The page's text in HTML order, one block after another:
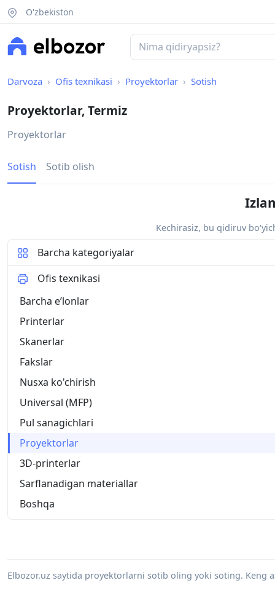
O'zbekiston
Darvoza Ofis texnikasi Proyektorlar Sotish
Proyektorlar, Termiz
Proyektorlar
Sotish Sotib olish
Kechirasiz, bu qidiruv
Barcha kategoriyalar
Ofis texnikasi
Barcha eʼlonlar
Printerlar
Skanerlar
Fakslar
Nusxa ko'chirish
Universal (MFP)
Pul sanagichlari
Proyektorlar
3D-printerlar
Sarflanadigan materiallar
Boshqa
Elbozor.uz saytida proyektorlarni sotib oling yoki soting. Keng